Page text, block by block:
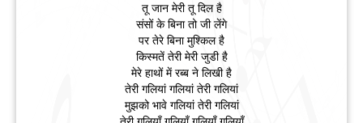
तू जान मेरी तू दिल है
संसों के बिना तो जी लेंगे
पर तेरे बिना मुश्किल है
किस्मतें तेरी मेरी जुडी है
मेरे हाथों में रब्ब ने लिखी है
तेरी गलियां गलियां तेरी गलियां
मुझको भावे गलियां तेरी गलियां